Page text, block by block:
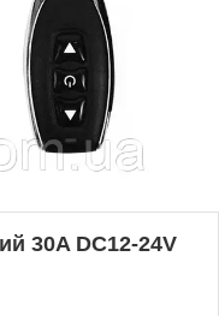
30A DC12-24V